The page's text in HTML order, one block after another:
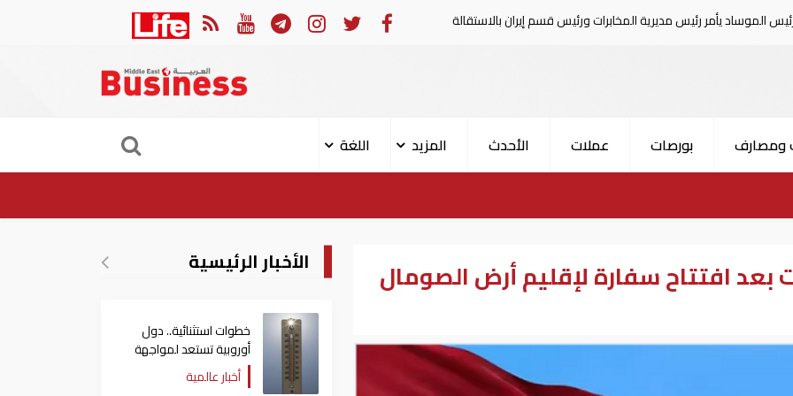
مديرية المخابرات ورئيس قسم إيران بالاستقالة السعودية تعلن إصابة 11 مدنيا في هجوم حوثي على نجران
ومصارف بورصات عملات الأحدث المزيد
اللغة
بعد افتتاح سفارة لإقليم أرض الصومال الأخبار الرئيسية
خطوات استثنائية.. دول
أوروبية تستعد لمواجهة
موجة حر غير مسبوقة
أخبار عالمية